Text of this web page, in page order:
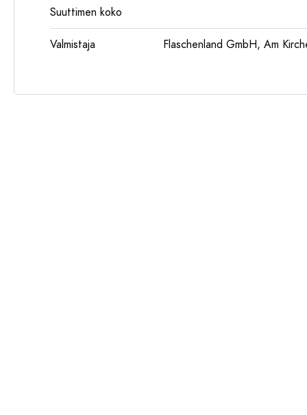
Suuttimen koko
Valmistaja
Flaschenland GmbH, Am